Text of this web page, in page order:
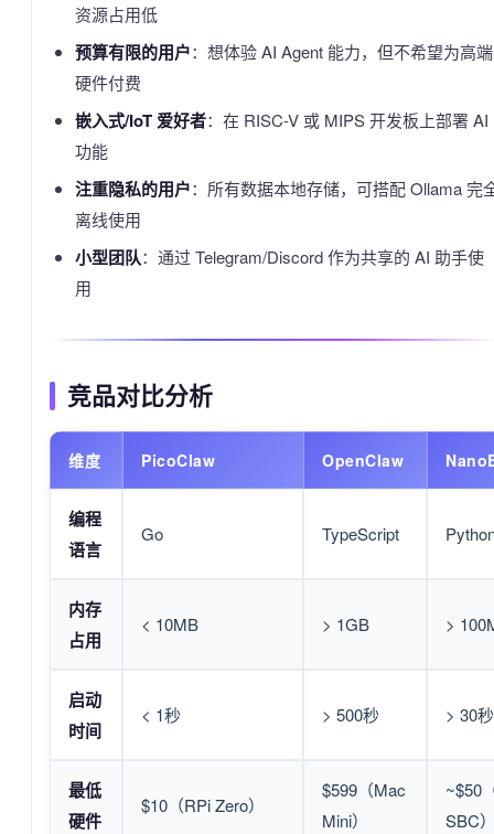
资源占用低
预算有限的用户：想体验 AI Agent 能力，但不希望为高端
硬件付费
嵌入式/IoT 爱好者：在 RISC-V 或 MIPS 开发板上部署 AI
功能
注重隐私的用户：所有数据本地存储，可搭配 Ollama 完
离线使用
小型团队：通过 Telegram/Discord 作为共享的 AI 助手使
用
竞品对比分析
维度 PicoClaw OpenClaw
编程
语言
Go TypeScript
内存
占用
< 10MB > 1GB >
启动
时间
< 1秒 > 500秒 > 30秒
最低
硬件
$10（RPi Zero）
$599（Mac
Mini）
~$50
SBC